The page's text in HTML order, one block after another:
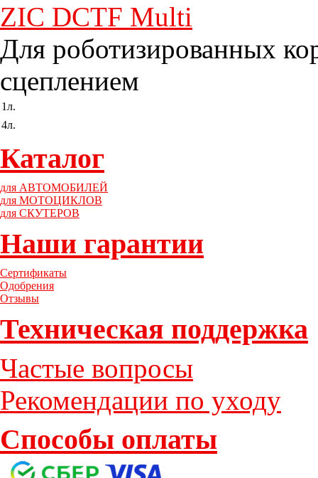
ZIC DCTF Multi
Для роботизированных
сцеплением
1л.
4л.
Каталог
для АВТОМОБИЛЕЙ
для МОТОЦИКЛОВ
для СКУТЕРОВ
Наши гарантии
Сертификаты
Одобрения
Отзывы
Техническая поддержка
Частые вопросы
Рекомендации по уходу
Способы оплаты